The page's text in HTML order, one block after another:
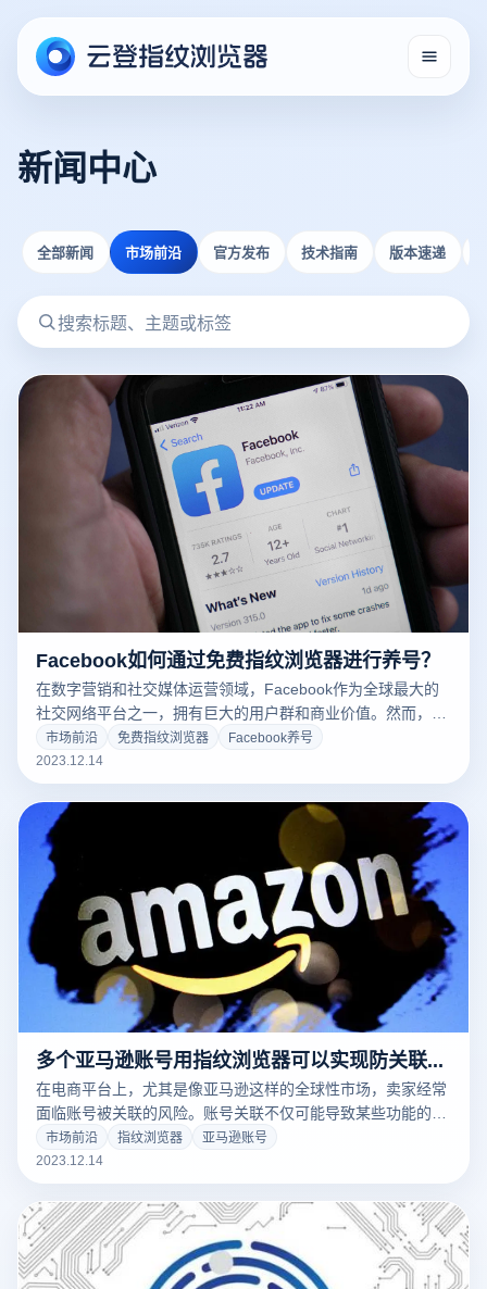
新闻中心
全部新闻 市场前沿 官方发布 技术指南 版本速递
Facebook如何通过免费指纹浏览器进行养号？
在数字营销和社交媒体运营领域，Facebook作为全球最大的
社交网络平台之一，拥有巨大的用户群和商业价值。然而，随
着Facebook平台对账号管理规则的不断加强，如何安全有效
地管理和养护多个Facebook账号成为了一个挑战。在这种背
景下，免费指纹浏览器成为了解决这一问题的理想工具。
市场前沿 免费指纹浏览器
Facebook养号
2023.12.14
多个亚马逊账号用指纹浏览器可以实现防关联吗？
在电商平台上，尤其是像亚马逊这样的全球性市场，卖家经常
面临账号被关联的风险。账号关联不仅可能导致某些功能的限
制，甚至可能导致账号被封禁。为了避免这种情况，许多卖家
转向使用免费指纹浏览器来管理他们的账户。本文将探讨亚马
逊如何防止账号关联，以及指纹浏览器在这方面的作用。
市场前沿 指纹浏览器
亚马逊账号
2023.12.14